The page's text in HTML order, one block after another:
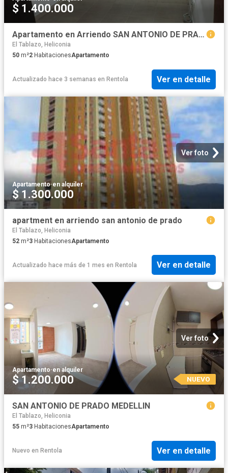
$ 1.400.000
Apartamento en Arriendo SAN ANTONIO DE PRADO Medellín
El Tablazo, Heliconia
50 m²2 HabitacionesApartamento
Actualizado hace 3 semanas en Rentola Ver en detalle
Ver foto
Apartamento·en alquiler
$ 1.300.000
apartment en arriendo san antonio de prado
El Tablazo, Heliconia
52 m²3 HabitacionesApartamento
Actualizado hace más de 1 mes en Rentola Ver en detalle
Ver foto
Apartamento·en alquiler
$ 1.200.000 NUEVO
SAN ANTONIO DE PRADO MEDELLIN
El Tablazo, Heliconia
55 m²3 HabitacionesApartamento
Nuevo en Rentola Ver en detalle